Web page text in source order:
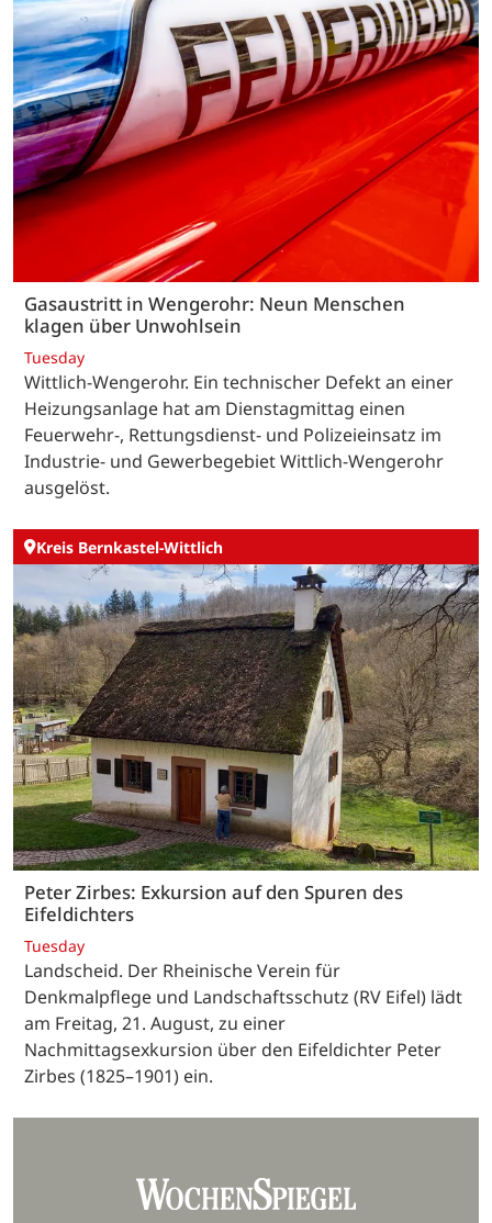
Gasaustritt in Wengerohr: Neun Menschen
klagen über Unwohlsein
Tuesday
Wittlich-Wengerohr. Ein technischer Defekt an einer
Heizungsanlage hat am Dienstagmittag einen
Feuerwehr-, Rettungsdienst- und Polizeieinsatz im
Industrie- und Gewerbegebiet Wittlich-Wengerohr
ausgelöst.
Kreis Bernkastel-Wittlich
Peter Zirbes: Exkursion auf den Spuren des
Eifeldichters
Tuesday
Landscheid. Der Rheinische Verein für
Denkmalpflege und Landschaftsschutz (RV Eifel) lädt
am Freitag, 21. August, zu einer
Nachmittagsexkursion über den Eifeldichter Peter
Zirbes (1825–1901) ein.